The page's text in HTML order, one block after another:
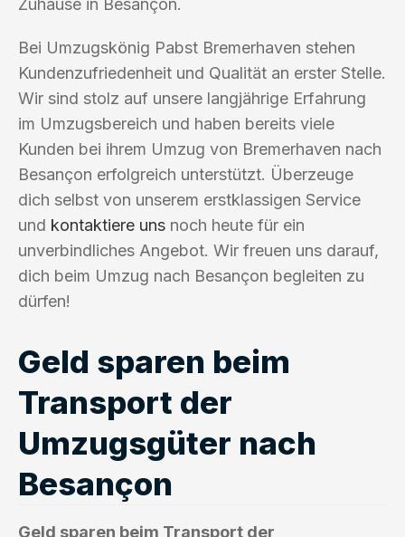
Zuhause in Besançon.
Bei Umzugskönig Pabst Bremerhaven stehen
Kundenzufriedenheit und Qualität an erster Stelle.
Wir sind stolz auf unsere langjährige Erfahrung
im Umzugsbereich und haben bereits viele
Kunden bei ihrem Umzug von Bremerhaven nach
Besançon erfolgreich unterstützt. Überzeuge
dich selbst von unserem erstklassigen Service
und kontaktiere uns noch heute für ein
unverbindliches Angebot. Wir freuen uns darauf,
dich beim Umzug nach Besançon begleiten zu
dürfen!
Geld sparen beim
Transport der
Umzugsgüter nach
Besançon
Geld sparen beim Transport der